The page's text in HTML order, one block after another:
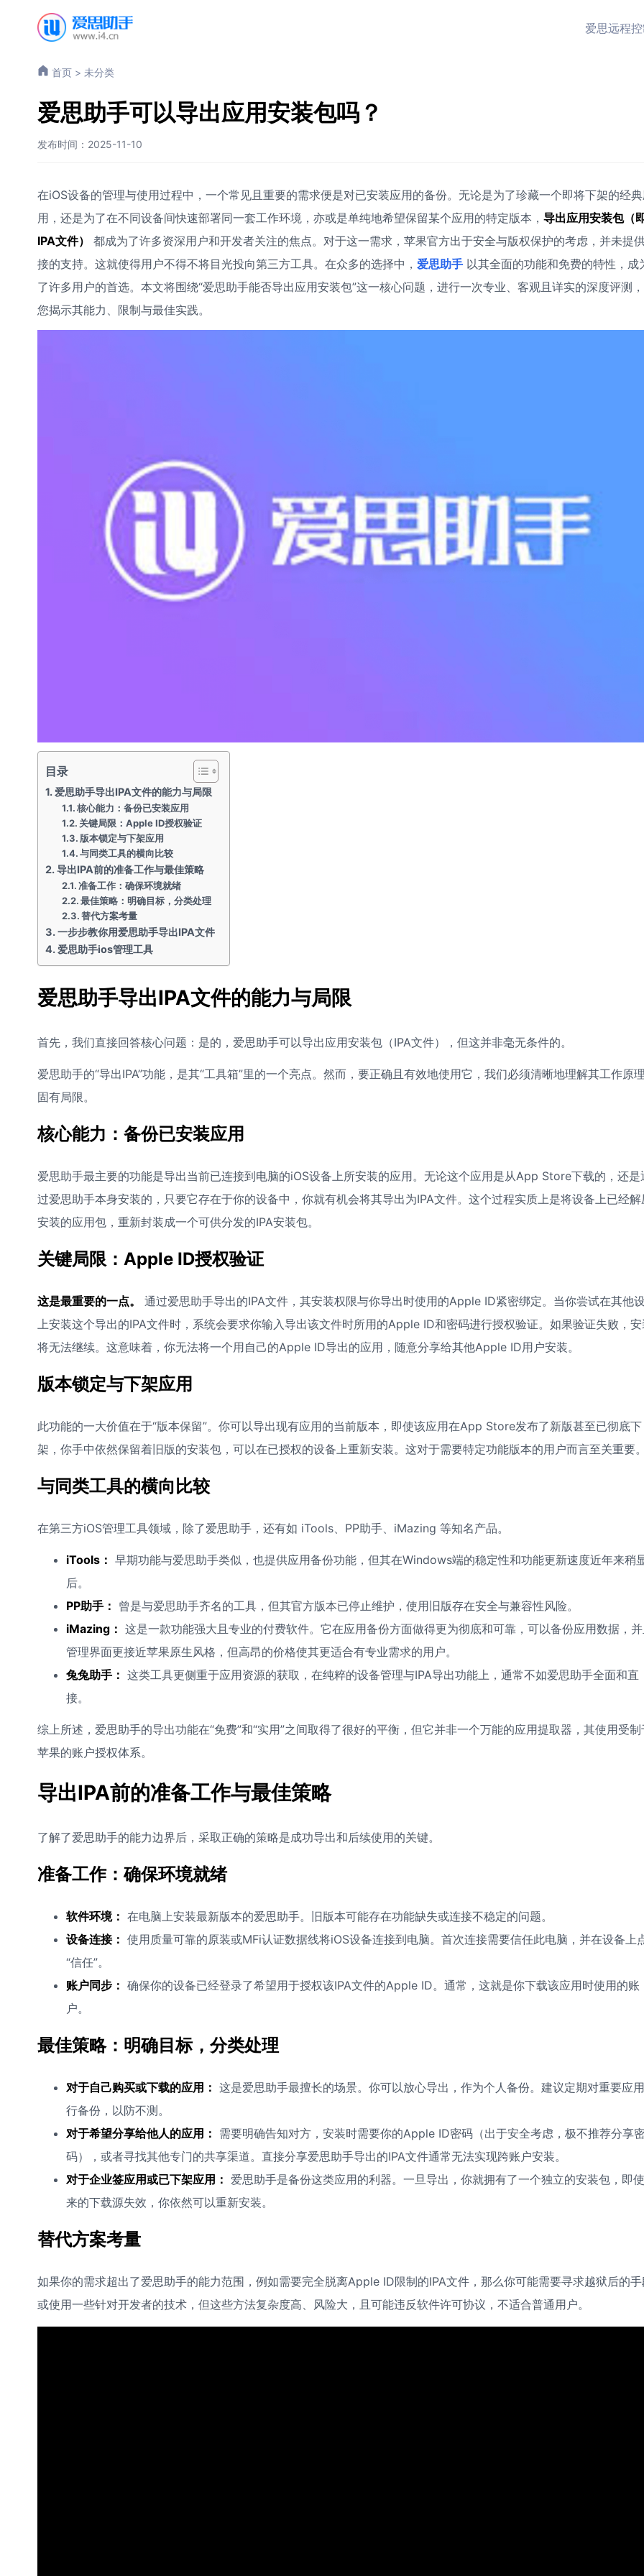
爱思远程
首页 > 未分类
爱思助手可以导出应用安装包吗？
发布时间：2025-11-10
在iOS设备的管理与使用过程中，一个常见且重要的需求便是对已安装应用的备份。无论是为了珍藏一个即将下架的经
用，还是为了在不同设备间快速部署同一套工作环境，亦或是单纯地希望保留某个应用的特定版本， 导出应用安装包（
IPA文件）
都成为了许多资深用户和开发者关注的焦点。对于这一需求，苹果官方出于安全与版权保护的考虑，并未提
接的支持。这就使得用户不得不将目光投向第三方工具。在众多的选择中， 爱思助手 以其全面的功能和免费的特性，成
了许多用户的首选。本文将围绕“爱思助手能否导出应用安装包”这一核心问题，进行一次专业、客观且详实的深度评测
您揭示其能力、限制与最佳实践。
目录
爱思助手导出IPA文件的能力与局限
核心能力：备份已安装应用
关键局限：Apple ID授权验证
版本锁定与下架应用
与同类工具的横向比较
导出IPA前的准备工作与最佳策略
准备工作：确保环境就绪
最佳策略：明确目标，分类处理
替代方案考量
一步步教你用爱思助手导出IPA文件
爱思助手ios管理工具
爱思助手导出IPA文件的能力与局限
首先，我们直接回答核心问题：是的，爱思助手可以导出应用安装包（IPA文件），但这并非毫无条件的。
爱思助手的“导出IPA”功能，是其“工具箱”里的一个亮点。然而，要正确且有效地使用它，我们必须清晰地理解其工作原
固有局限。
核心能力：备份已安装应用
爱思助手最主要的功能是导出当前已连接到电脑的iOS设备上所安装的应用。无论这个应用是从App Store下载的，还是
过爱思助手本身安装的，只要它存在于你的设备中，你就有机会将其导出为IPA文件。这个过程实质上是将设备上已经解
安装的应用包，重新封装成一个可供分发的IPA安装包。
关键局限：Apple ID授权验证
这是最重要的一点。
通过爱思助手导出的IPA文件，其安装权限与你导出时使用的Apple ID紧密绑定。当你尝试在其他
上安装这个导出的IPA文件时，系统会要求你输入导出该文件时所用的Apple ID和密码进行授权验证。如果验证失败，
将无法继续。这意味着，你无法将一个用自己的Apple ID导出的应用，随意分享给其他Apple ID用户安装。
版本锁定与下架应用
此功能的一大价值在于“版本保留”。你可以导出现有应用的当前版本，即使该应用在App Store发布了新版甚至已彻底下
架，你手中依然保留着旧版的安装包，可以在已授权的设备上重新安装。这对于需要特定功能版本的用户而言至关重要
与同类工具的横向比较
在第三方iOS管理工具领域，除了爱思助手，还有如 iTools、PP助手、iMazing 等知名产品。
iTools： 早期功能与爱思助手类似，也提供应用备份功能，但其在Windows端的稳定性和功能更新速度近年来稍
后。
PP助手： 曾是与爱思助手齐名的工具，但其官方版本已停止维护，使用旧版存在安全与兼容性风险。
iMazing： 这是一款功能强大且专业的付费软件。它在应用备份方面做得更为彻底和可靠，可以备份应用数据，
管理界面更接近苹果原生风格，但高昂的价格使其更适合有专业需求的用户。
兔兔助手： 这类工具更侧重于应用资源的获取，在纯粹的设备管理与IPA导出功能上，通常不如爱思助手全面和直
接。
综上所述，爱思助手的导出功能在“免费”和“实用”之间取得了很好的平衡，但它并非一个万能的应用提取器，其使用受制
苹果的账户授权体系。
导出IPA前的准备工作与最佳策略
了解了爱思助手的能力边界后，采取正确的策略是成功导出和后续使用的关键。
准备工作：确保环境就绪
软件环境： 在电脑上安装最新版本的爱思助手。旧版本可能存在功能缺失或连接不稳定的问题。
设备连接： 使用质量可靠的原装或MFi认证数据线将iOS设备连接到电脑。首次连接需要信任此电脑，并在设备上
“信任”。
账户同步： 确保你的设备已经登录了希望用于授权该IPA文件的Apple ID。通常，这就是你下载该应用时使用的账
户。
最佳策略：明确目标，分类处理
对于自己购买或下载的应用： 这是爱思助手最擅长的场景。你可以放心导出，作为个人备份。建议定期对重要应
行备份，以防不测。
对于希望分享给他人的应用： 需要明确告知对方，安装时需要你的Apple ID密码（出于安全考虑，极不推荐分享
码），或者寻找其他专门的共享渠道。直接分享爱思助手导出的IPA文件通常无法实现跨账户安装。
对于企业签应用或已下架应用： 爱思助手是备份这类应用的利器。一旦导出，你就拥有了一个独立的安装包，即
来的下载源失效，你依然可以重新安装。
替代方案考量
如果你的需求超出了爱思助手的能力范围，例如需要完全脱离Apple ID限制的IPA文件，那么你可能需要寻求越狱后的
或使用一些针对开发者的技术，但这些方法复杂度高、风险大，且可能违反软件许可协议，不适合普通用户。